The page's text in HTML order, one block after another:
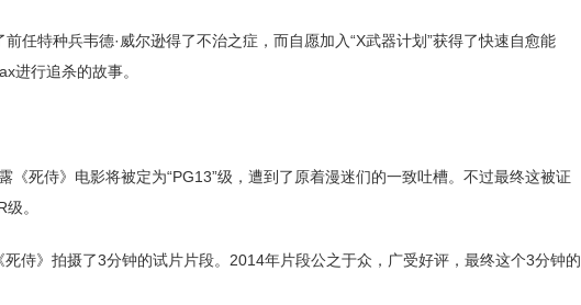
任特种兵韦德·威尔逊得了不治之症，而自愿加入“X武器计划”获得了快速自愈能
进行追杀的故事。
《死侍》电影将被定为“PG13”级，遭到了原着漫迷们的一致吐槽。不过最终这被证
。
侍》拍摄了3分钟的试片片段。2014年片段公之于众，广受好评，最终这个3分钟的